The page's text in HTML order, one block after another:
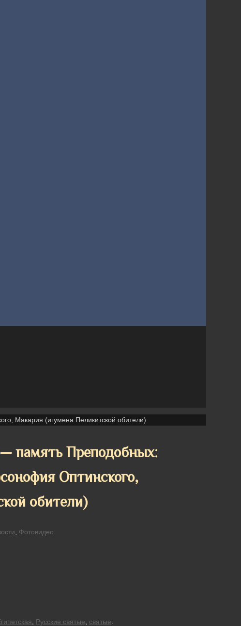
Макария (игумена Пеликитской обители)
память Преподобных:
Оптинского,
обители)
Фотовидео
Русские святые святые